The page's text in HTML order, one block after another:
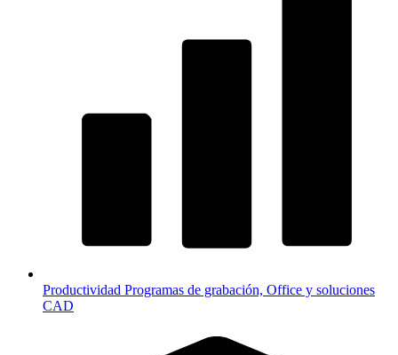
Productividad Programas de grabación, Office y soluciones
CAD